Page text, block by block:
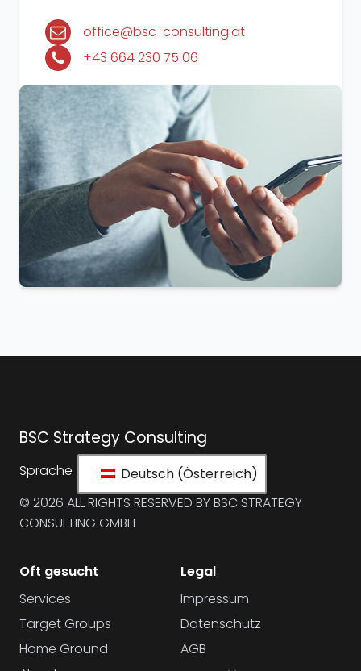
office@bsc-consulting.at
+43 664 230 75 06
BSC Strategy Consulting
Sprache
Deutsch (Österreich)
© 2026 ALL RIGHTS RESERVED BY BSC STRATEGY
CONSULTING GMBH
Oft gesucht
Services
Target Groups
Home Ground
Legal
Impressum
Datenschutz
AGB